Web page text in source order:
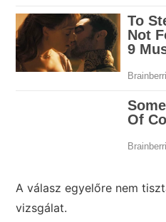
A válasz egyelőre nem
vizsgálat.